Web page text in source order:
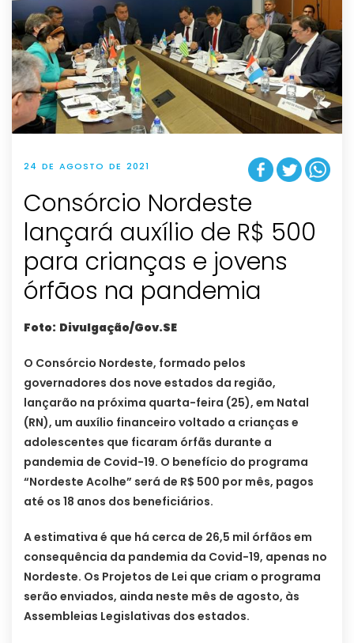
24 DE AGOSTO DE 2021
Consórcio Nordeste
lançará auxílio de R$ 500
para crianças e jovens
órfãos na pandemia
Foto: Divulgação/Gov.SE
O Consórcio Nordeste, formado pelos
governadores dos nove estados da região,
lançarão na próxima quarta-feira (25), em Natal
(RN), um auxílio financeiro voltado a crianças e
adolescentes que ficaram órfãs durante a
pandemia de Covid-19. O benefício do programa
“Nordeste Acolhe” será de R$ 500 por mês, pagos
até os 18 anos dos beneficiários.
A estimativa é que há cerca de 26,5 mil órfãos em
consequência da pandemia da Covid-19, apenas no
Nordeste. Os Projetos de Lei que criam o programa
serão enviados, ainda neste mês de agosto, às
Assembleias Legislativas dos estados.